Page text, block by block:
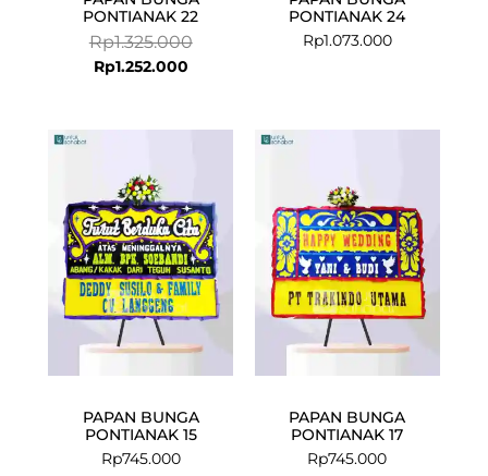
PONTIANAK 22
Rp1.325.000
Rp1.252.000
PONTIANAK 24
Rp1.073.000
PAPAN BUNGA
PONTIANAK 15
Rp745.000
PAPAN BUNGA
PONTIANAK 17
Rp745.000